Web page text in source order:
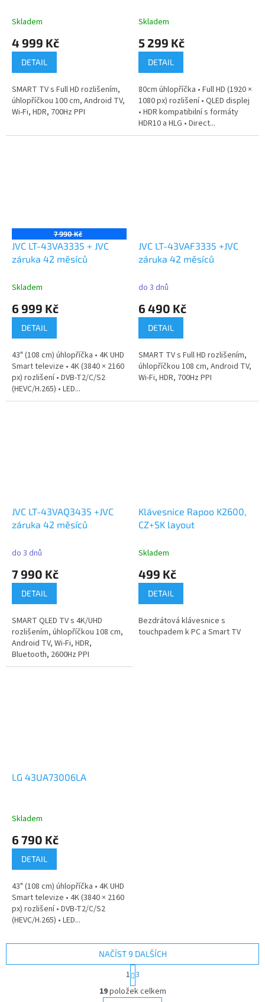
Skladem
4 999 Kč
DETAIL
SMART TV s Full HD rozlišením,
úhlopříčkou 100 cm, Android TV,
Wi-Fi, HDR, 700Hz PPI
Skladem
5 299 Kč
DETAIL
80cm úhlopříčka • Full HD (1920 ×
1080 px) rozlišení • QLED displej
• HDR kompatibilní s formáty
HDR10 a HLG • Direct...
7 990 Kč
JVC LT-43VA3335 + JVC
záruka 42 měsíců
Skladem
6 999 Kč
DETAIL
43" (108 cm) úhlopříčka • 4K UHD
Smart televize • 4K (3840 × 2160
px) rozlišení • DVB-T2/C/S2
(HEVC/H.265) • LED...
JVC LT-43VAF3335 +JVC
záruka 42 měsíců
do 3 dnů
6 490 Kč
DETAIL
SMART TV s Full HD rozlišením,
úhlopříčkou 108 cm, Android TV,
Wi-Fi, HDR, 700Hz PPI
JVC LT-43VAQ3435 +JVC
záruka 42 měsíců
do 3 dnů
7 990 Kč
DETAIL
SMART QLED TV s 4K/UHD
rozlišením, úhlopříčkou 108 cm,
Android TV, Wi-Fi, HDR,
Bluetooth, 2600Hz PPI
Klávesnice Rapoo K2600,
CZ+SK layout
Skladem
499 Kč
DETAIL
Bezdrátová klávesnice s
touchpadem k PC a Smart TV
LG 43UA73006LA
Skladem
6 790 Kč
DETAIL
43" (108 cm) úhlopříčka • 4K UHD
Smart televize • 4K (3840 × 2160
px) rozlišení • DVB-T2/C/S2
(HEVC/H.265) • LED...
O
v
NAČÍST 9 DALŠÍCH
S
t
r
á
1 3
19položek celkem